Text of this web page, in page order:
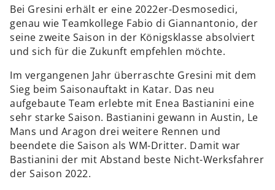
Bei Gresini erhält er eine 2022er-Desmosedici,
genau wie Teamkollege Fabio di Giannantonio, der
seine zweite Saison in der Königsklasse absolviert
und sich für die Zukunft empfehlen möchte.
Im vergangenen Jahr überraschte Gresini mit dem
Sieg beim Saisonauftakt in Katar. Das neu
aufgebaute Team erlebte mit Enea Bastianini eine
sehr starke Saison. Bastianini gewann in Austin, Le
Mans und Aragon drei weitere Rennen und
beendete die Saison als WM-Dritter. Damit war
Bastianini der mit Abstand beste Nicht-Werksfahrer
der Saison 2022.